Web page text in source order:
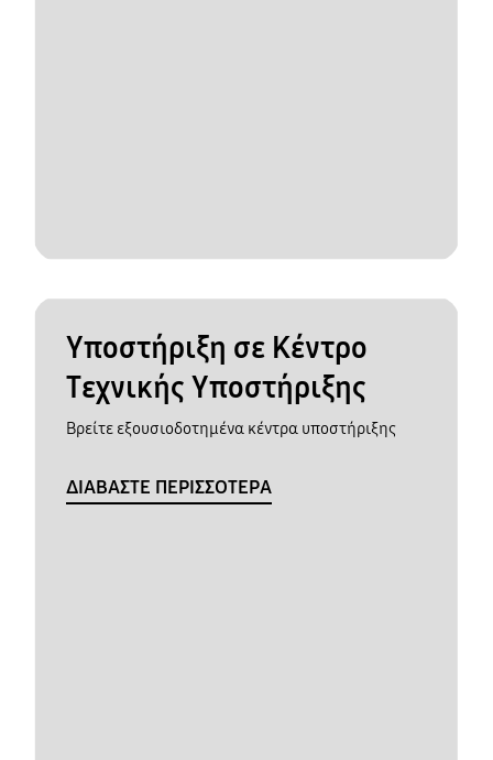
Υποστήριξη σε Κέντρο
Τεχνικής Υποστήριξης
Βρείτε εξουσιοδοτημένα κέντρα υποστήριξης
ΔΙΑΒΑΣΤΕ ΠΕΡΙΣΣΟΤΕΡΑ